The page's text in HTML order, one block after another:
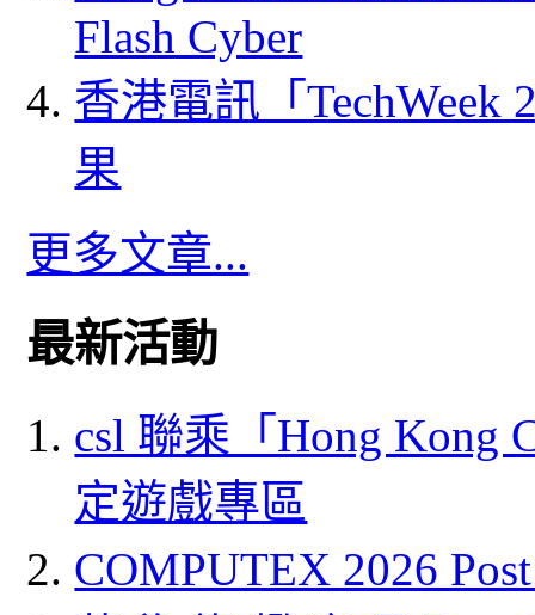
Flash Cyber
香港電訊「
果
更多文章...
最新活動
csl 聯乘「Hong Kong
定遊戲專區
COMPUTEX 2026